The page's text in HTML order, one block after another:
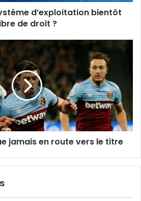
d’exploitation bientôt
de droit ?
jamais en route vers le titre